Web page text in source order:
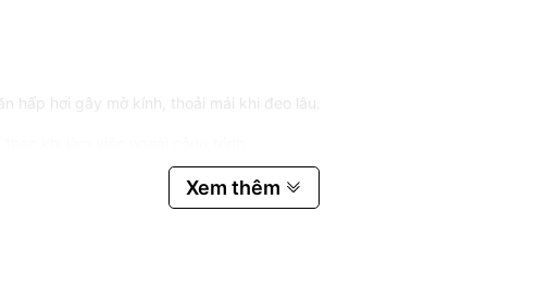
hấp hơi gây mờ kính, thoải mái khi đeo lâu.
Xem thêm